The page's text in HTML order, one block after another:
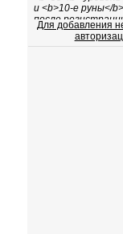
Для добавления